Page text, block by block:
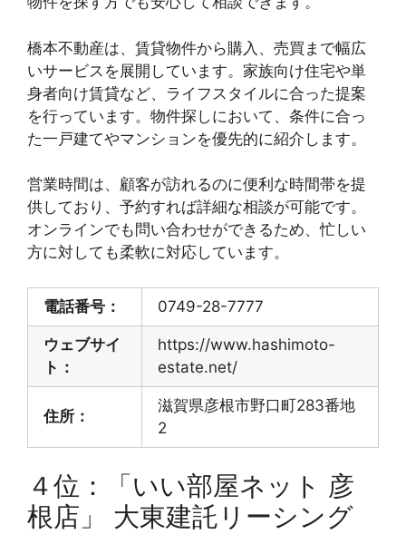
橋本不動産は、賃貸物件から購入、売買まで幅広
いサービスを展開しています。家族向け住宅や単
身者向け賃貸など、ライフスタイルに合った提案
を行っています。物件探しにおいて、条件に合っ
た一戸建てやマンションを優先的に紹介します。
営業時間は、顧客が訪れるのに便利な時間帯を提
供しており、予約すれば詳細な相談が可能です。
オンラインでも問い合わせができるため、忙しい
方に対しても柔軟に対応しています。
電話番号： 0749-28-7777
ウェブサイ
ト：
https://www.hashimoto-
estate.net/
住所：
滋賀県彦根市野口町283番地
2
４位：「いい部屋ネット 彦
根店」 大東建託リーシング